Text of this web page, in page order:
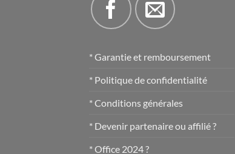
* Garantie et remboursement
* Politique de confidentialité
* Conditions générales
* Devenir partenaire ou affilié ?
* Office 2024 ?